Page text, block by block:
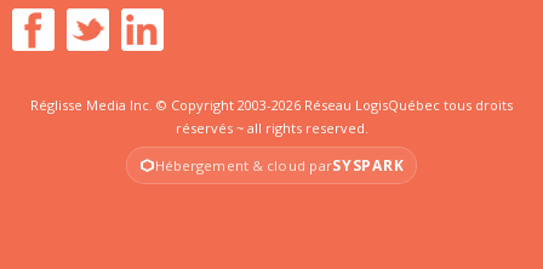
Réglisse Media Inc. © Copyright 2003-2026 Réseau LogisQuébec tous droits
réservés ~ all rights reserved.
Hébergement & cloud parSYSPARK